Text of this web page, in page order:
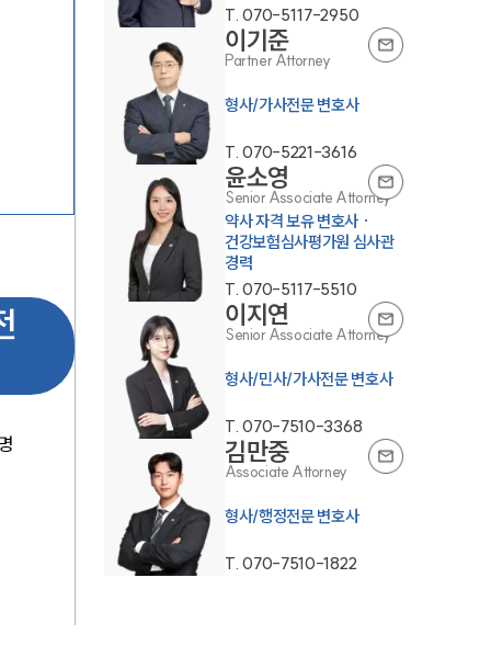
T.070-5117-2950
이기준
Partner Attorney
형사/가사전문 변호사
T.070-5221-3616
윤소영
Senior Associate Attorney
약사 자격 보유 변호사 ·
건강보험심사평가원 심사관
경력
T.070-5117-5510
이지연
Senior Associate Attorney
형사/민사/가사전문 변호사
T.070-7510-3368
김만중
Associate Attorney
형사/행정전문 변호사
T.070-7510-1822